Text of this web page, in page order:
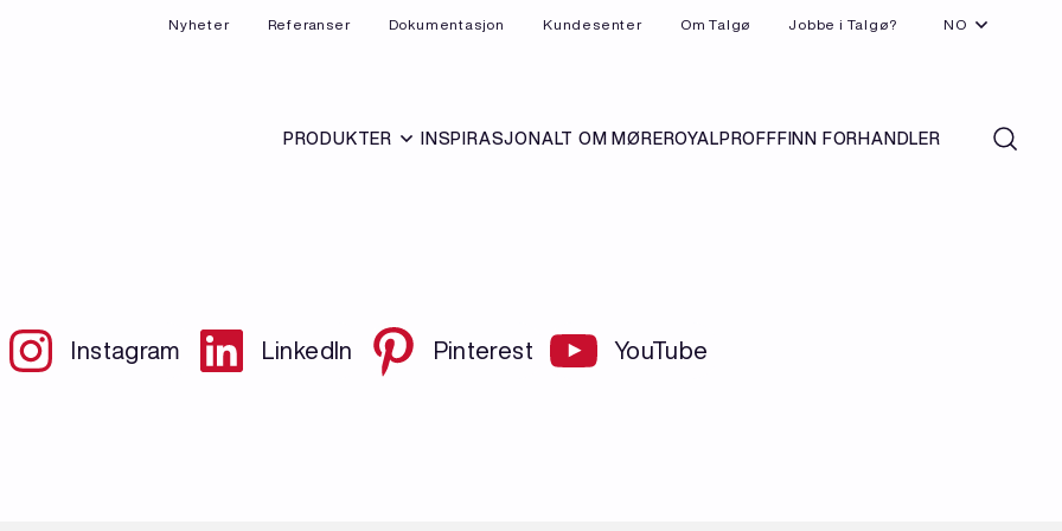
Nyheter Referanser Dokumentasjon Kundesenter Om Talgø Jobbe i Talgø? NO
PRODUKTER INSPIRASJON ALT OM MØREROYAL PROFF FINN FORHANDLER
Instagram LinkedIn Pinterest YouTube